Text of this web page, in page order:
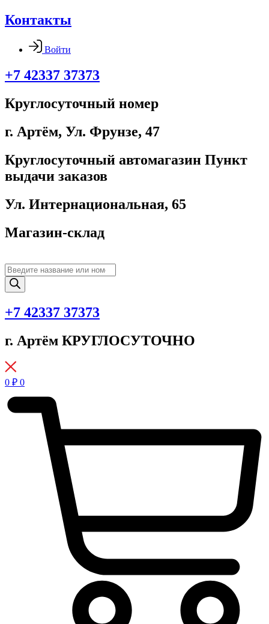
Контакты
Войти
+7 42337 37373
Круглосуточный номер
г. Артём, ​Ул. Фрунзе, 47
Круглосуточный автомагазин Пункт
выдачи заказов
Ул. Интернациональная, 65
Магазин-склад
Поиск
товаров
+7 42337 37373
г. Артём КРУГЛОСУТОЧНО
0 ₽ 0